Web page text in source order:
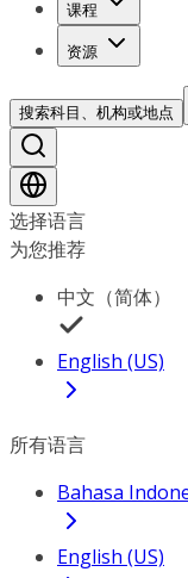
课程
资源
搜索科目、机构或地点
选择语言
为您推荐
中文（简体）
English (US)
所有语言
Bahasa
English (US)